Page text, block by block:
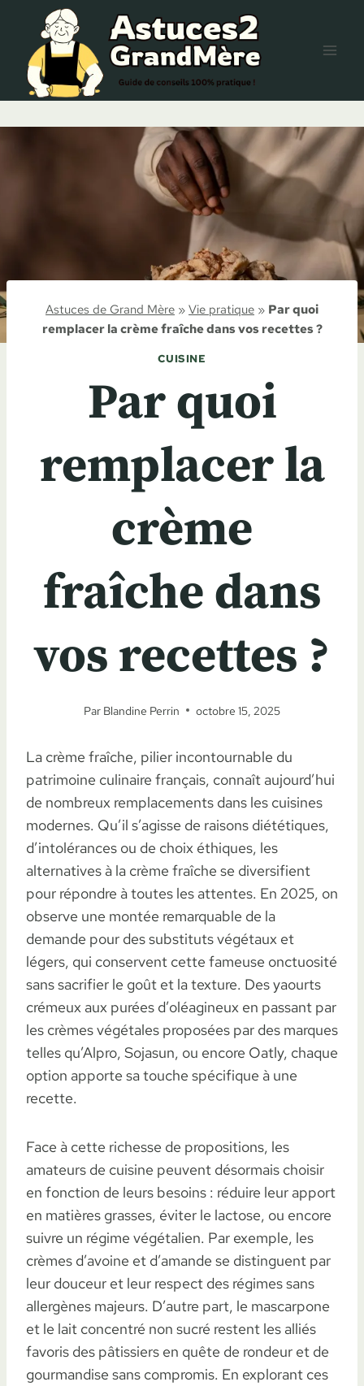
contenu
Astuces de Grand Mère »Vie pratique » Par quoi
remplacer la crème fraîche dans vos recettes ?
CUISINE
Par quoi
remplacer la
crème
fraîche dans
vos recettes ?
Par Blandine Perrin octobre 15, 2025
La crème fraîche, pilier incontournable du
patrimoine culinaire français, connaît aujourd’hui
de nombreux remplacements dans les cuisines
modernes. Qu’il s’agisse de raisons diététiques,
d’intolérances ou de choix éthiques, les
alternatives à la crème fraîche se diversifient
pour répondre à toutes les attentes. En 2025, on
observe une montée remarquable de la
demande pour des substituts végétaux et
légers, qui conservent cette fameuse onctuosité
sans sacrifier le goût et la texture. Des yaourts
crémeux aux purées d’oléagineux en passant par
les crèmes végétales proposées par des marques
telles qu’Alpro, Sojasun, ou encore Oatly, chaque
option apporte sa touche spécifique à une
recette.
Face à cette richesse de propositions, les
amateurs de cuisine peuvent désormais choisir
en fonction de leurs besoins : réduire leur apport
en matières grasses, éviter le lactose, ou encore
suivre un régime végétalien. Par exemple, les
crèmes d’avoine et d’amande se distinguent par
leur douceur et leur respect des régimes sans
allergènes majeurs. D’autre part, le mascarpone
et le lait concentré non sucré restent les alliés
favoris des pâtissiers en quête de rondeur et de
gourmandise sans compromis. En explorant ces